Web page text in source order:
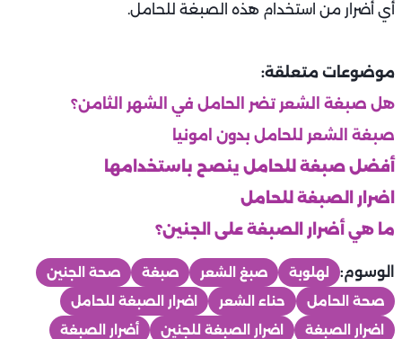
أي أضرار من استخدام هذه الصبغة للحامل.
موضوعات متعلقة:
هل صبغة الشعر تضر الحامل في الشهر الثامن؟
صبغة الشعر للحامل بدون امونيا
أفضل صبغة للحامل ينصح باستخدامها
اضرار الصبغة للحامل
ما هي أضرار الصبغة على الجنين؟
الوسوم: لهلوبة صبغ الشعر صبغة
صحة الجنين
صحة الحامل
حناء الشعر
اضرار الصبغة للحامل
اضرار الصبغة
اضرار الصبغة للجنين
أضرار الصبغة